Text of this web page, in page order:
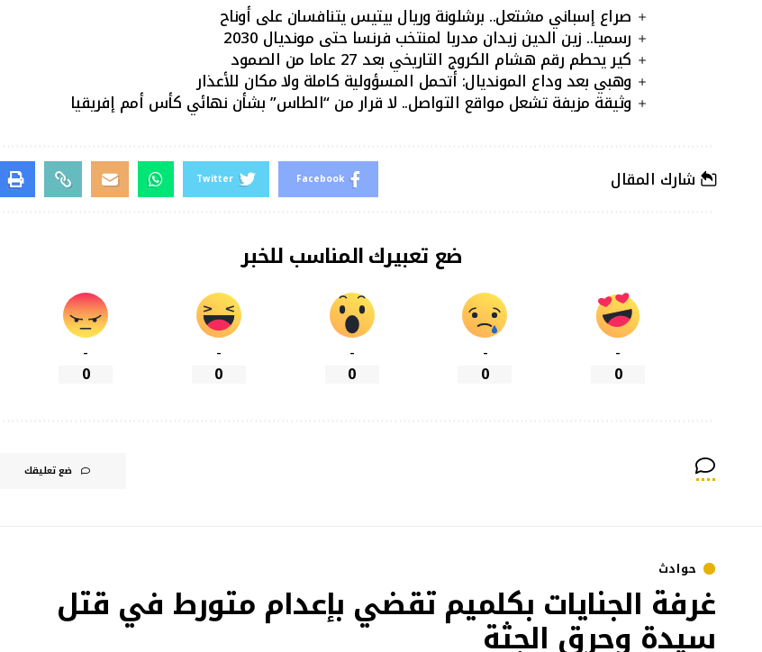
صراع إسباني مشتعل.. برشلونة وريال بيتيس يتنافسان على أوناح
رسميا.. زين الدين زيدان مدربا لمنتخب فرنسا حتى مونديال 2030
كير يحطم رقم هشام الكروج التاريخي بعد 27 عاما من الصمود
وهبي بعد وداع المونديال: أتحمل المسؤولية كاملة ولا مكان للأعذار
وثيقة مزيفة تشعل مواقع التواصل.. لا قرار من “الطاس” بشأن نهائي كأس أمم إفريقيا
شارك المقال Facebook
Twitter
ضع تعبيرك المناسب للخبر
-
0
-
0
-
0
-
0
-
0
ضع تعليقك
حوادث
غرفة الجنايات بكلميم تقضي بإعدام متورط في قتل
سيدة وحرق الجثة